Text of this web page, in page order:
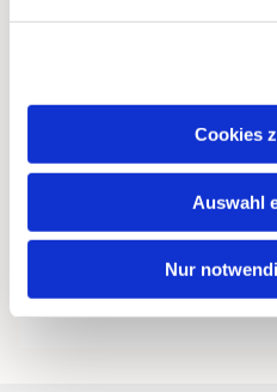
Cookies
Auswahl
Nur